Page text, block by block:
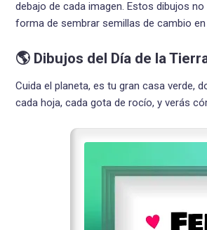
debajo de cada imagen. Estos dibujos
forma de sembrar semillas de cambio
🌎 Dibujos del Día de la
Cuida el planeta, es tu gran casa verde,
cada hoja, cada gota de rocío, y verás